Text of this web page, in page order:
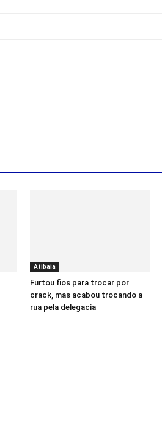
Atibaia
Furtou fios para trocar por
crack, mas acabou trocando a
rua pela delegacia